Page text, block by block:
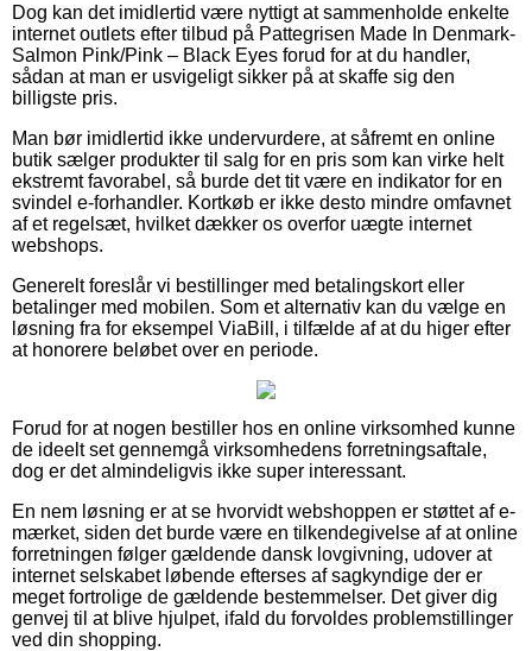
Dog kan det imidlertid være nyttigt at sammenholde enkelte
internet outlets efter tilbud på Pattegrisen Made In Denmark-
Salmon Pink/Pink – Black Eyes forud for at du handler,
sådan at man er usvigeligt sikker på at skaffe sig den
billigste pris.
Man bør imidlertid ikke undervurdere, at såfremt en online
butik sælger produkter til salg for en pris som kan virke helt
ekstremt favorabel, så burde det tit være en indikator for en
svindel e-forhandler. Kortkøb er ikke desto mindre omfavnet
af et regelsæt, hvilket dækker os overfor uægte internet
webshops.
Generelt foreslår vi bestillinger med betalingskort eller
betalinger med mobilen. Som et alternativ kan du vælge en
løsning fra for eksempel ViaBill, i tilfælde af at du higer efter
at honorere beløbet over en periode.
Forud for at nogen bestiller hos en online virksomhed kunne
de ideelt set gennemgå virksomhedens forretningsaftale,
dog er det almindeligvis ikke super interessant.
En nem løsning er at se hvorvidt webshoppen er støttet af e-
mærket, siden det burde være en tilkendegivelse af at online
forretningen følger gældende dansk lovgivning, udover at
internet selskabet løbende efterses af sagkyndige der er
meget fortrolige de gældende bestemmelser. Det giver dig
genvej til at blive hjulpet, ifald du forvoldes problemstillinger
ved din shopping.